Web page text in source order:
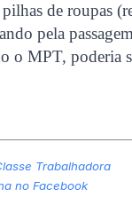
de roupas
pela
o MPT, poderia
Trabalhadora
no Facebook